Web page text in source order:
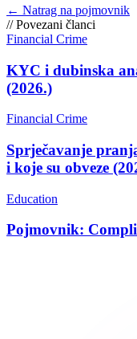
← Natrag na pojmovnik
//Povezani članci
Financial Crime
KYC i dubinska
(2026.)
Financial Crime
Sprječavanje
i koje su obveze
Education
Pojmovnik: